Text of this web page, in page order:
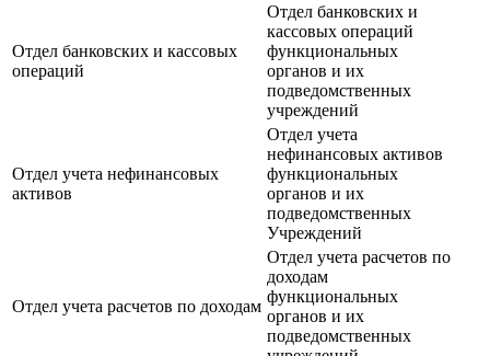
Отдел банковских и кассовых
операций
Отдел банковских и
кассовых операций
функциональных
органов и их
подведомственных
учреждений
Отдел учета нефинансовых
активов
Отдел учета
нефинансовых активов
функциональных
органов и их
подведомственных
Учреждений
Отдел учета расчетов по доходам
Отдел учета расчетов по
доходам
функциональных
органов и их
подведомственных